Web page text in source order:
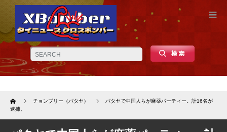
Home チョンブリー（パタヤ）
パタヤで中国人らが麻薬パーティー。計16名が
逮捕。